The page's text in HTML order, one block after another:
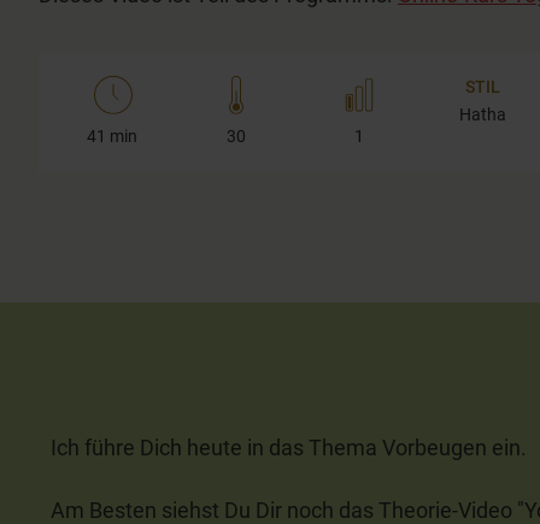
41 min 30 1
STIL
Hatha
Ich führe Dich heute in das Thema Vorbeugen ein.
Am Besten siehst Du Dir noch das Theorie-Video